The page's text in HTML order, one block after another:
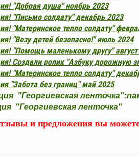
"Добрая душа" ноябрь 2023
"Письмо солдату" декабрь 2023
"Материнское тепло солдату"
"Везу детей безопасно!" июль 2024
"Помощь маленькому другу" август
Создали ролик "Азбуку дорожную
"Материнское тепло солдату"
"Забота без границ" май 2025
"Георгиевская
"Георгиевская ленточка"
и предложения вы